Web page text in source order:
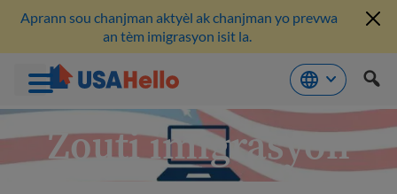
Ale
Aprann sou chanjman aktyèl ak chanjman yo prevwa
an tèm imigrasyon isit la.
Zouti imigrasyon